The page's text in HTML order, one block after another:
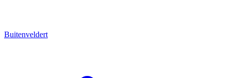
Buitenveldert